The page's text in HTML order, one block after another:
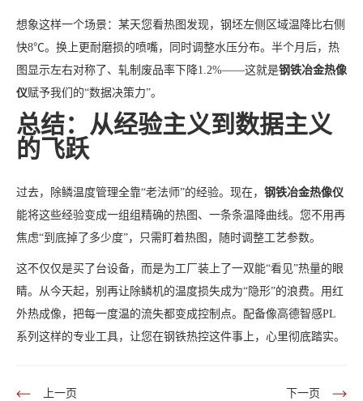
想象这样一个场景：某天您看热图发现，钢坯左侧区域温降比右侧
快8℃。换上更耐磨损的喷嘴，同时调整水压分布。半个月后，热
图显示左右对称了、轧制废品率下降1.2%——这就是钢铁冶金热像
仪赋予我们的“数据决策力”。
总结：从经验主义到数据主义
的飞跃
过去，除鳞温度管理全靠“老法师”的经验。现在， 钢铁冶金热像仪
能将这些经验变成一组组精确的热图、一条条温降曲线。您不用再
焦虑“到底掉了多少度”，只需盯着热图，随时调整工艺参数。
这不仅仅是买了台设备，而是为工厂装上了一双能“看见”热量的眼
睛。从今天起，别再让除鳞机的温度损失成为“隐形”的浪费。用红
外热成像，把每一度温的流失都变成控制点。配备像高德智感PL
系列这样的专业工具，让您在钢铁热控这件事上，心里彻底踏实。
上一页 下一页